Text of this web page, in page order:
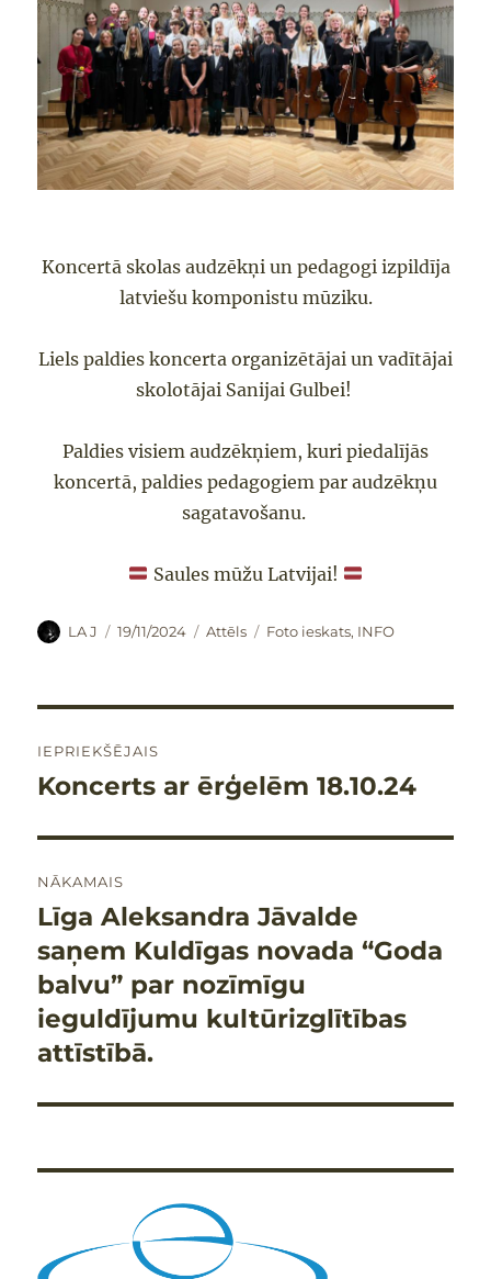
Koncertā skolas audzēkņi un pedagogi izpildīja
latviešu komponistu mūziku.
Liels paldies koncerta organizētājai un vadītājai
skolotājai Sanijai Gulbei!
Paldies visiem audzēkņiem, kuri piedalījās
koncertā, paldies pedagogiem par audzēkņu
sagatavošanu.
Saules mūžu Latvijai!
Autors
LA J Publicēts
19/11/2024 Formāts
Attēls Kategorijas
Foto ieskats, INFO
izvēlne
IEPRIEKŠĒJAIS
Iepriekšējais
Koncerts ar ērģelēm 18.10.24
NĀKAMAIS
Nākamais
raksts:
Līga Aleksandra Jāvalde
saņem Kuldīgas novada “Goda
balvu” par nozīmīgu
ieguldījumu kultūrizglītības
attīstībā.